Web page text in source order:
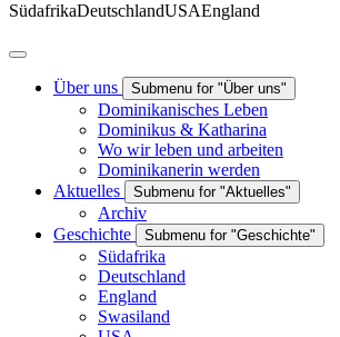
SüdafrikaDeutschlandUSAEngland
Über uns Submenu for "Über uns"
Dominikanisches Leben
Dominikus & Katharina
Wo wir leben und arbeiten
Dominikanerin werden
Aktuelles
Submenu for "Aktuelles"
Archiv
Geschichte
Submenu for "Geschichte"
Südafrika
Deutschland
England
Swasiland